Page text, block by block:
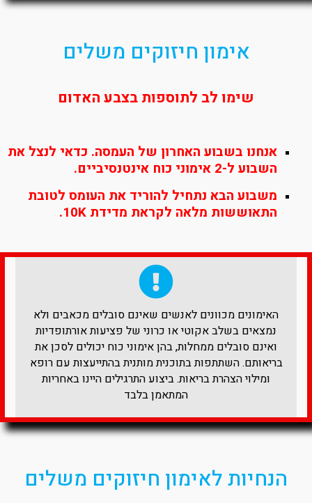
אימון חיזוקים משלים
שימו לב לתוספות בצבע האדום
אנחנו בשבוע האחרון של העמסה. כדאי לנצל את
השבוע ל-2 אימוני כוח אינטנסיביים.
משבוע הבא נתחיל להוריד את העומס לטובת
התאוששות מלאה לקראת מדידת 10K.
האימונים מכוונים לאנשים שאינם סובלים מכאבים ולא
נמצאים בשלב אקוטי או כרוני של פציעות אורתופדיות
ואינם סובלים ממחלות, בהן אימוני כוח יכולים לסכן את
בריאותם. השתתפות בתוכנית מותנית בהתייעצות עם רופא
ומילוי הצהרת בריאות. ביצוע התרגילים היינו באחריות
המתאמן בלבד​
הנחיות לאימון חיזוקים משלים